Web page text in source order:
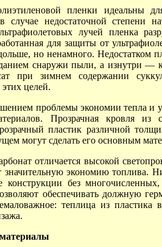
пленки идеальны
случае недостаточной степени
лучей пленка
для защиты от
но ненамного. Недостатком
снаружи пыли, а изнутри —
при зимнем содержании
целей.
проблемы экономии тепла и
Прозрачная кровля из
пластик различной
могут сделать его основным
отличается высокой
значительную экономию топлива.
конструкции без
обеспечивать должную
теплица из